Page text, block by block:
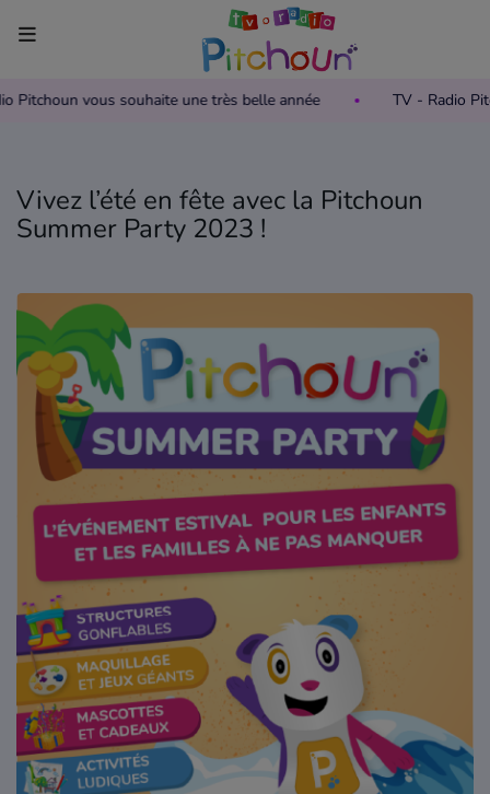
Pitchoun vous souhaite une très belle année TV - Radio
Accueil
Grille des programmes TV
Où regarder TV Pitchoun ?
Radio
Grille des programmes Radio
Podcasts
Où écouter Radio Pitchoun ?
Pitchoun Rédac
Qui sommes-nous ?
Contact
Vivez l’été en fête avec la Pitchoun
Summer Party 2023 !